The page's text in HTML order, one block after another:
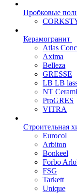
Пробковые
Керамогранит
Atlas
Axima
Belleza
GRESSE
LB LB
NT
ProGRES
VITRA
Строительная
Eurocol
Arbiton
Bonkeel
Forbo
FSG
Tarkett
Unique